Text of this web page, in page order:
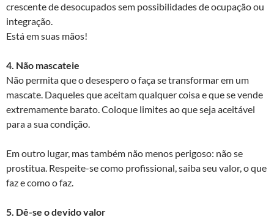
crescente de desocupados sem possibilidades de ocupação ou
integração.
Está em suas mãos!
4. Não mascateie
Não permita que o desespero o faça se transformar em um
mascate. Daqueles que aceitam qualquer coisa e que se vende
extremamente barato. Coloque limites ao que seja aceitável
para a sua condição.
Em outro lugar, mas também não menos perigoso: não se
prostitua. Respeite-se como profissional, saiba seu valor, o que
faz e como o faz.
5. Dê-se o devido valor